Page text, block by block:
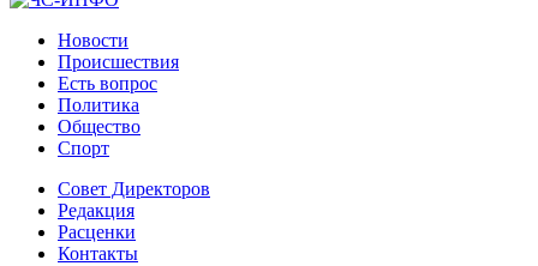
Новости
Происшествия
Есть вопрос
Политика
Общество
Спорт
Совет Директоров
Редакция
Расценки
Контакты